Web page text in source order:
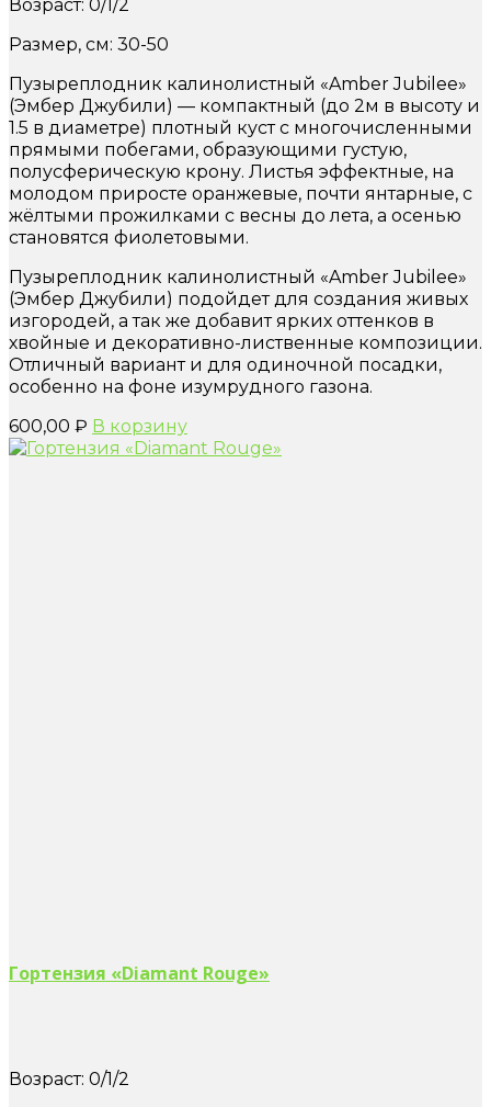
Возраст: 0/1/2
Размер, см: 30-50
Пузыреплодник калинолистный «Amber Jubilee»
(Эмбер Джубили) — компактный (до 2м в высоту и
1.5 в диаметре) плотный куст с многочисленными
прямыми побегами, образующими густую,
полусферическую крону. Листья эффектные, на
молодом приросте оранжевые, почти янтарные, с
жёлтыми прожилками с весны до лета, а осенью
становятся фиолетовыми.
Пузыреплодник калинолистный «Amber Jubilee»
(Эмбер Джубили) подойдет для создания живых
изгородей, а так же добавит ярких оттенков в
хвойные и декоративно-лиственные композиции.
Отличный вариант и для одиночной посадки,
особенно на фоне изумрудного газона.
600,00 ₽ В корзину
Гортензия «Diamant Rouge»
Возраст: 0/1/2